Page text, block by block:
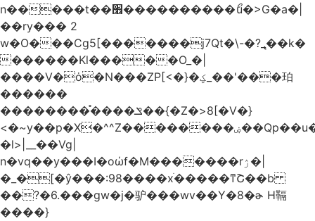
n�����t��׮����������ޯu�>G�a�|
��ry��� 2
w�O���Cg5[�������j7Qt�\-�?_̢��k�
������Kl�����O_�|
����V�ȯ�N���ZP[<�}�ؼ_��'���珀
������
��������֯����ݏ��{�Z�>8[�V�}
<�~y��p�X�^^Z��������ۻ��Qp��u���\�m���k�?
�l>|__��Vg|
n�vq��y���I�oώf�M�������rۯ�|
�_�[�ŷ���:98����xֹ�����ͳՇ��b
��?�6.���gw�j�驴���wv��Y�8�ɚ H䩹
����}